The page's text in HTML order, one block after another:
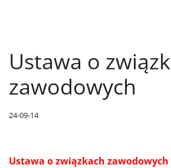
Ustawa o
zawodowych
24-09-14
Ustawa o związkach zawodowych